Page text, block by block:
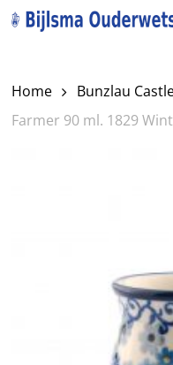
Skip
content
Home Bunzlau
Farmer 90 ml. 1829